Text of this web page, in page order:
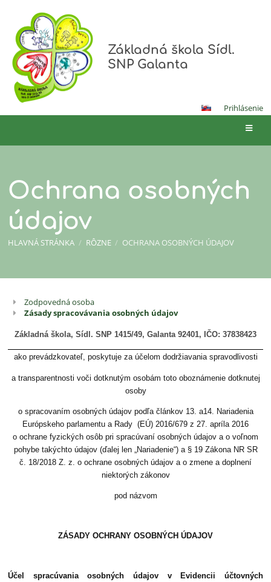
Základná škola Sídl.
SNP Galanta
Prihlásenie
Ochrana osobných
údajov
HLAVNÁ STRÁNKA / RÔZNE / OCHRANA OSOBNÝCH ÚDAJOV
Ochrana
osobných
údajov
Zodpovedná osoba
Zásady spracovávania osobných údajov
Základná škola, Sídl. SNP 1415/49, Galanta 92401, IČO: 37838423
ako prevádzkovateľ, poskytuje za účelom dodržiavania spravodlivosti
a transparentnosti voči dotknutým osobám toto oboznámenie dotknutej
osoby
o spracovaním osobných údajov podľa článkov 13. a14. Nariadenia
Európskeho parlamentu a Rady (EÚ) 2016/679 z 27. apríla 2016
o ochrane fyzických osôb pri spracúvaní osobných údajov a o voľnom
pohybe takýchto údajov (ďalej len „Nariadenie“) a § 19 Zákona NR SR
č. 18/2018 Z. z. o ochrane osobných údajov a o zmene a doplnení
niektorých zákonov
pod názvom
ZÁSADY OCHRANY OSOBNÝCH ÚDAJOV
Účel spracúvania osobných údajov v Evidencii účtovných